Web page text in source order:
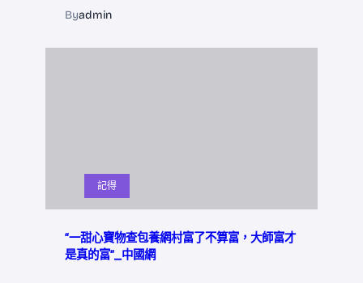
Byadmin
記得
“一甜心寶物查包養網村富了不算富，大師富才
是真的富”_中國網